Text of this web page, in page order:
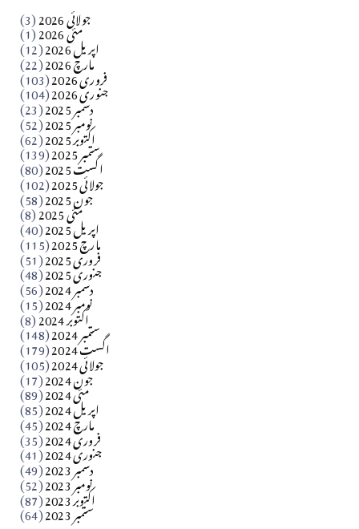
آزاد کشمیر جیسے احتجاج کی ضرورت ہے؟ از،،، ظہیرالدین
جولائی 2026 (3) مئی 2026 (1) اپریل 2026 (12) مارچ 2026 (22) فروری 2026 (103) جنوری 2026 (104) دسمبر 2025 (23) نومبر 2025 (52) اکتوبر 2025 (62) ستمبر 2025 (139) اگست 2025 (80) جولائی 2025 (102) جون 2025 (58) مئی 2025 (8) اپریل 2025 (40) مارچ 2025 (115) فروری 2025 (51) جنوری 2025 (48) دسمبر 2024 (56) نومبر 2024 (15) اکتوبر 2024 (8) ستمبر 2024 (148) اگست 2024 (179) جولائی 2024 (105) جون 2024 (17) مئی 2024 (89) اپریل 2024 (85) مارچ 2024 (45) فروری 2024 (35) جنوری 2024 (41) دسمبر 2023 (49) نومبر 2023 (52) اکتوبر 2023 (87) ستمبر 2023 (64)